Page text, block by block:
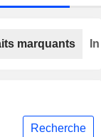
Recherche
marquants